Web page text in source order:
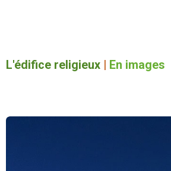
L'édifice religieux En images